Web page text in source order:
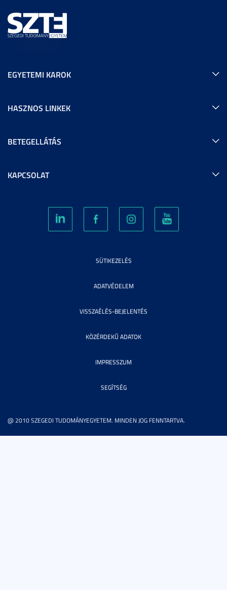
EGYETEMI KAROK
HASZNOS LINKEK
BETEGELLÁTÁS
KAPCSOLAT
@ 2010 SZEGEDI TUDOMÁNYEGYETEM. MINDEN JOG FENNTARTVA.
SÜTIKEZELÉS
ADATVÉDELEM
VISSZAÉLÉS-BEJELENTÉS
KÖZÉRDEKŰ ADATOK
IMPRESSZUM
SEGÍTSÉG